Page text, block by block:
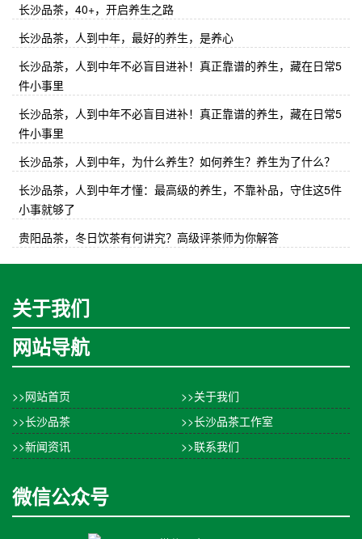
长沙品茶，40+，开启养生之路
长沙品茶，人到中年，最好的养生，是养心
长沙品茶，人到中年不必盲目进补！真正靠谱的养生，藏在日常5
件小事里
长沙品茶，人到中年不必盲目进补！真正靠谱的养生，藏在日常5
件小事里
长沙品茶，人到中年，为什么养生？如何养生？养生为了什么？
长沙品茶，人到中年才懂：最高级的养生，不靠补品，守住这5件
小事就够了
贵阳品茶，冬日饮茶有何讲究？高级评茶师为你解答
关于我们
网站导航
>>网站首页
>>关于我们
>>长沙品茶
>>长沙品茶工作室
>>新闻资讯
>>联系我们
微信公众号